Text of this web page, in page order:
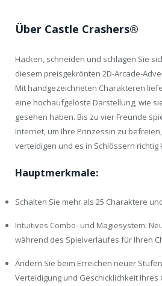
Über Castle Crashers®
Hacken, schneiden und schlagen Sie
diesem preisgekrönten 2D-Arcade-
Mit handgezeichneten Charakteren
eine hochaufgelöste Darstellung, wie
gesehen haben. Bis zu vier Freunde
Internet, um Ihre Prinzessin zu
verteidigen und es in Schlössern richtig
Hauptmerkmale:
Schalten Sie mehr als 25 Charaktere
Intuitives Combo- und Magiesystem:
während des Spielverlaufes für Ihren
Ändern Sie beim Erreichen neuer
Verteidigung und Geschicklichkeit Ihres